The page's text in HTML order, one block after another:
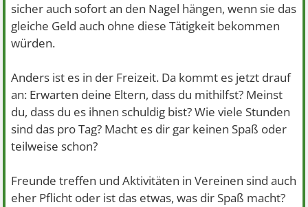
sicher auch sofort an den Nagel hängen, wenn sie das
gleiche Geld auch ohne diese Tätigkeit bekommen
würden.
Anders ist es in der Freizeit. Da kommt es jetzt drauf
an: Erwarten deine Eltern, dass du mithilfst? Meinst
du, dass du es ihnen schuldig bist? Wie viele Stunden
sind das pro Tag? Macht es dir gar keinen Spaß oder
teilweise schon?
Freunde treffen und Aktivitäten in Vereinen sind auch
eher Pflicht oder ist das etwas, was dir Spaß macht?